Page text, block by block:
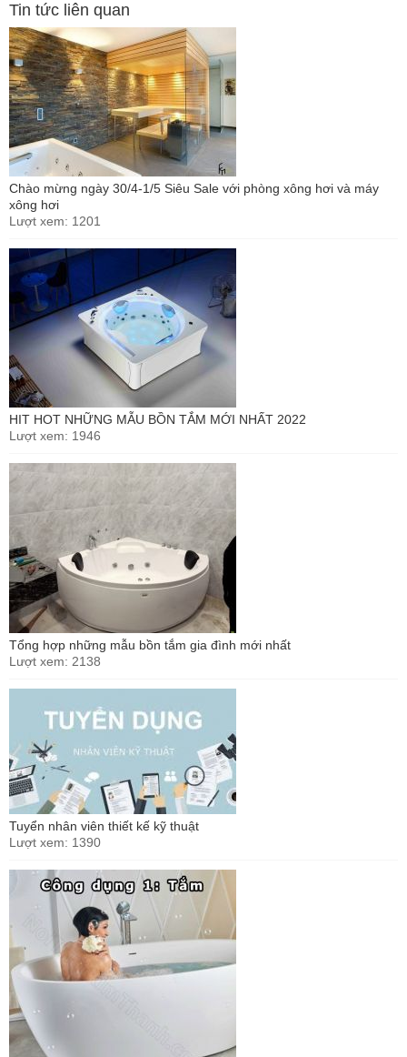
Tin tức liên quan
Chào mừng ngày 30/4-1/5 Siêu Sale với phòng xông hơi và máy
xông hơi
Lượt xem: 1201
HIT HOT NHỮNG MẪU BỒN TẮM MỚI NHẤT 2022
Lượt xem: 1946
Tổng hợp những mẫu bồn tắm gia đình mới nhất
Lượt xem: 2138
Tuyển nhân viên thiết kế kỹ thuật
Lượt xem: 1390